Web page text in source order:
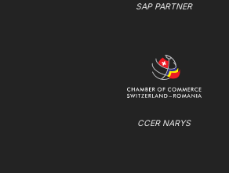
SAP PARTNER
CCER NARYS